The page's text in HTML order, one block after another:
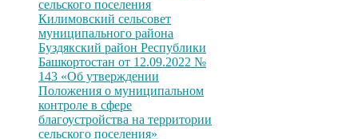
сельского поселения
Килимовский сельсовет
муниципального района
Буздякский район Республики
Башкортостан от 12.09.2022 №
143 «Об утверждении
Положения о муниципальном
контроле в сфере
благоустройства на территории
сельского поселения»